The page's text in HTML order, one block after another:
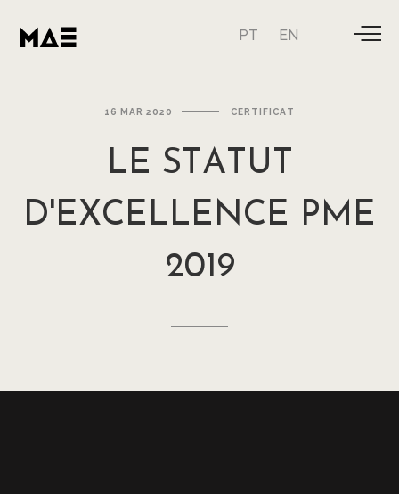
PT EN
16 MAR 2020 CERTIFICAT
LE STATUT
D'EXCELLENCE PME
2019